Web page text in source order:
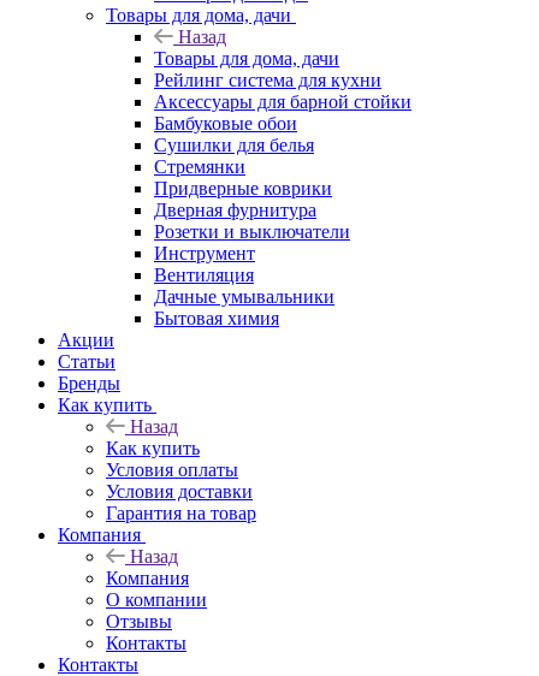
Товары для дома, дачи
Назад
Товары для дома, дачи
Рейлинг система для кухни
Аксессуары для барной стойки
Бамбуковые обои
Сушилки для белья
Стремянки
Придверные коврики
Дверная фурнитура
Розетки и выключатели
Инструмент
Вентиляция
Дачные умывальники
Бытовая химия
Акции
Статьи
Бренды
Как купить
Назад
Как купить
Условия оплаты
Условия доставки
Гарантия на товар
Компания
Назад
Компания
О компании
Отзывы
Контакты
Контакты